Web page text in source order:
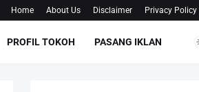
Home About Us Disclaimer Privacy Policy
PROFIL TOKOH PASANG IKLAN